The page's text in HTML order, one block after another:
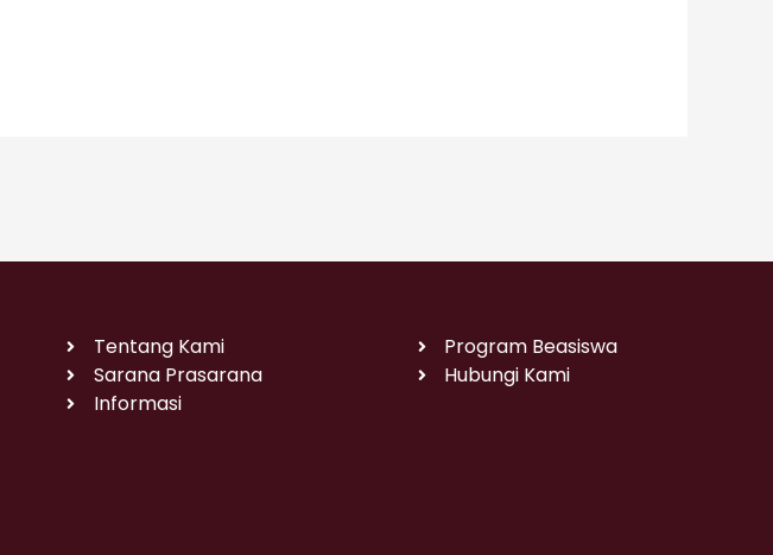
Tentang Kami
Sarana Prasarana
Informasi
Program Beasiswa
Hubungi Kami